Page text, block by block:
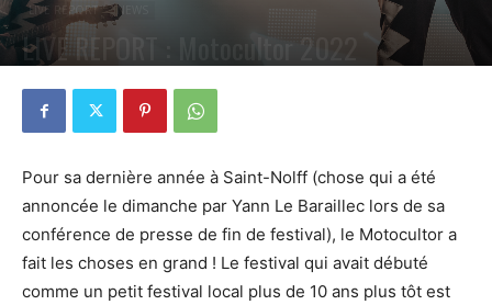
LIVE REPORT NEWS
LIVE REPORT : Motocultor 2022
Pour sa dernière année à Saint-Nolff (chose qui a été
annoncée le dimanche par Yann Le Baraillec lors de sa
conférence de presse de fin de festival), le Motocultor a
fait les choses en grand ! Le festival qui avait débuté
comme un petit festival local plus de 10 ans plus tôt est